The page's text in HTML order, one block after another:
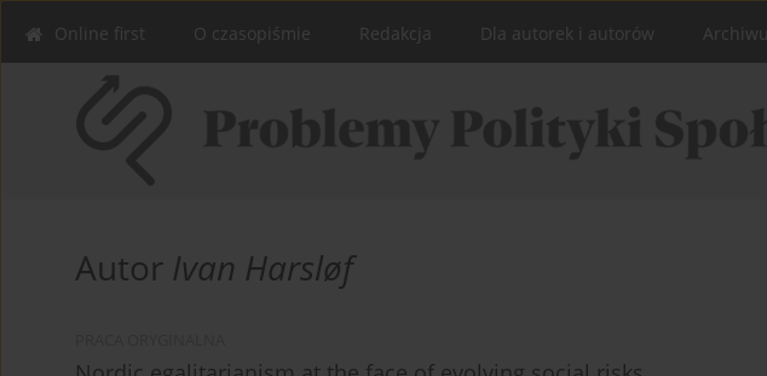
Online first O czasopiśmie Redakcja Dla autorek i autorów
Autor Ivan Harsløf